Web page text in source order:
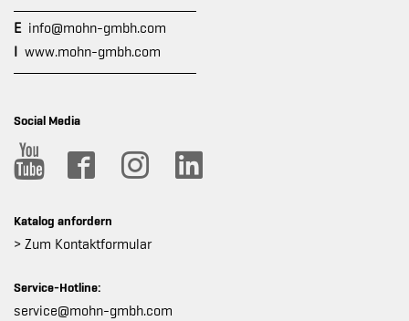
E info@mohn-gmbh.com
I www.mohn-gmbh.com
Social Media
Katalog anfordern
> Zum Kontaktformular
Service-Hotline:
service@mohn-gmbh.com